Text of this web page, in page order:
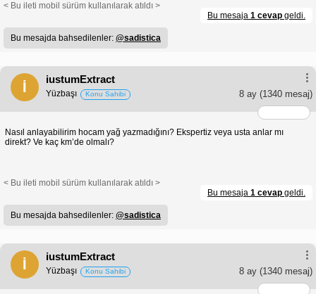
< Bu ileti mobil sürüm kullanılarak atıldı >
Bu mesaja 1 cevap geldi.
Bu mesajda bahsedilenler: @sadistica
İ
iustumExtract
8 ay (1340 mesaj)
Yüzbaşı Konu Sahibi
Nasıl anlayabilirim hocam yağ yazmadığını? Ekspertiz veya usta anlar mı
direkt? Ve kaç km’de olmalı?
< Bu ileti mobil sürüm kullanılarak atıldı >
Bu mesaja 1 cevap geldi.
Bu mesajda bahsedilenler: @sadistica
İ
iustumExtract
8 ay (1340 mesaj)
Yüzbaşı Konu Sahibi